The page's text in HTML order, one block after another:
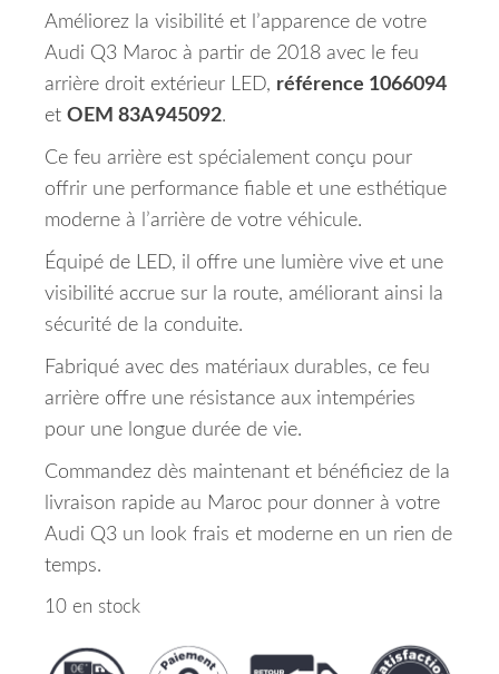
Améliorez la visibilité et l’apparence de votre
Audi Q3 Maroc à partir de 2018 avec le feu
arrière droit extérieur LED, référence 1066094
et OEM 83A945092.
Ce feu arrière est spécialement conçu pour
offrir une performance fiable et une esthétique
moderne à l’arrière de votre véhicule.
Équipé de LED, il offre une lumière vive et une
visibilité accrue sur la route, améliorant ainsi la
sécurité de la conduite.
Fabriqué avec des matériaux durables, ce feu
arrière offre une résistance aux intempéries
pour une longue durée de vie.
Commandez dès maintenant et bénéficiez de la
livraison rapide au Maroc pour donner à votre
Audi Q3 un look frais et moderne en un rien de
temps.
10 en stock